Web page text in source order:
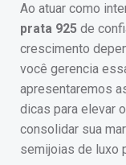
Ao atuar como
prata 925 de
crescimento
você gerencia
apresentaremos
dicas para elevar
consolidar sua
semijoias de luxo